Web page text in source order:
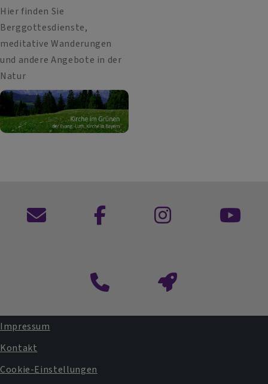
Hier finden Sie
Berggottesdienste,
meditative Wanderungen
und andere Angebote in der
Natur
Kontaktformular
Fußbereichsmenü
Impressum
Kontakt
Cookie-Einstellungen